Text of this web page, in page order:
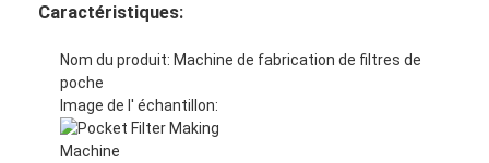
Caractéristiques:
Nom du produit: Machine de fabrication de filtres de
poche
Image de l' échantillon: